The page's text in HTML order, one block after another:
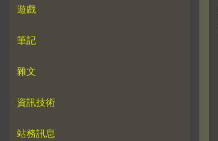
遊戲
筆記
雜文
資訊技術
站務訊息